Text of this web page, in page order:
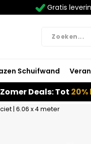
Gratis
Schuifwand
Zomer Deals: Tot
| 6.06 x 4 meter